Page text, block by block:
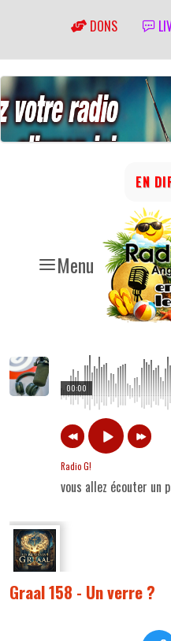
DONS
Menu
EN
00:00
Radio G!
vous allez écouter un
Graal 158 - Un verre ?